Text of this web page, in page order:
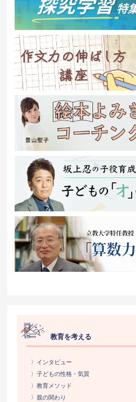
教育を考える
〉インタビュー
〉子どもの性格・気質
〉教育メソッド
〉親の関わり